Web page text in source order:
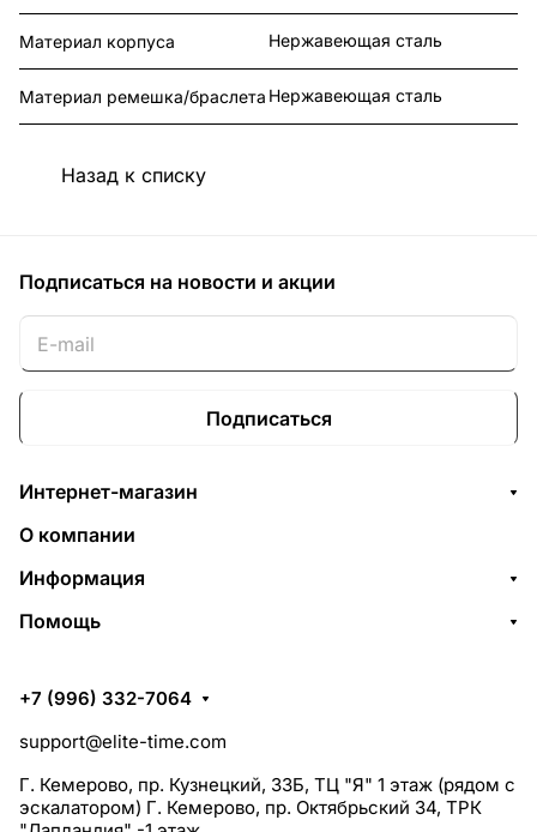
Материал корпуса Нержавеющая сталь
Материал ремешка/браслета Нержавеющая сталь
Назад к списку
Подписаться на новости и акции
Подписаться
Интернет-магазин
О компании
Информация
Помощь
+7 (996) 332-7064
support@elite-time.com
Г. Кемерово, пр. Кузнецкий, 33Б, ТЦ "Я" 1 этаж (рядом с
эскалатором) Г. Кемерово, пр. Октябрьский 34, ТРК